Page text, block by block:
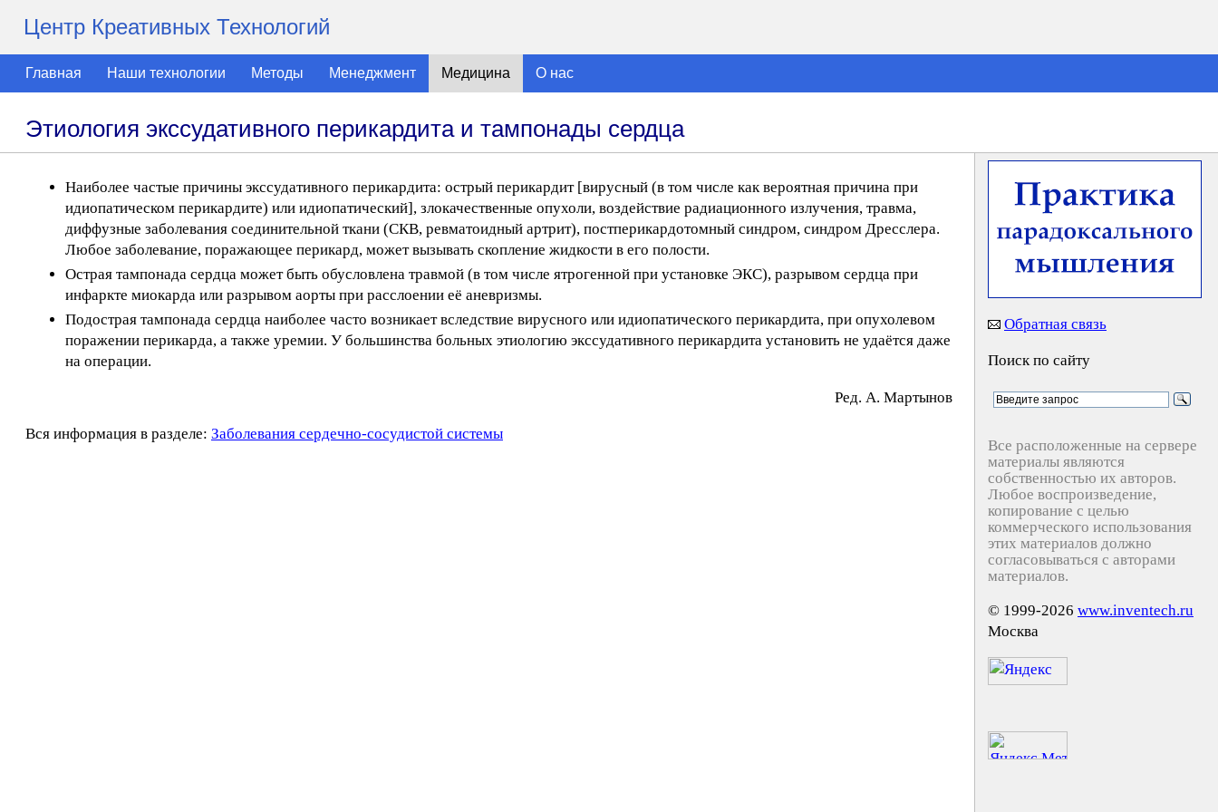
Центр Креативных Технологий
Главная Наши технологии Методы Менеджмент Медицина О нас
Этиология экссудативного перикардита и тампонады сердца
Наиболее частые причины экссудативного перикардита: острый перикардит [вирусный (в том числе как вероятная причина при
идиопатическом перикардите) или идиопатический], злокачественные опухоли, воздействие радиационного излучения, травма,
диффузные заболевания соединительной ткани (СКВ, ревматоидный артрит), постперикардотомный синдром, синдром Дресслера.
Любое заболевание, поражающее перикард, может вызывать скопление жидкости в его полости.
Острая тампонада сердца может быть обусловлена травмой (в том числе ятрогенной при установке ЭКС), разрывом сердца при
инфаркте миокарда или разрывом аорты при расслоении её аневризмы.
Подострая тампонада сердца наиболее часто возникает вследствие вирусного или идиопатического перикардита, при опухолевом
поражении перикарда, а также уремии. У большинства больных этиологию экссудативного перикардита установить не удаётся даже
на операции.
Peд. A. Mapтынoв
Вся информация в разделе: Заболевания сердечно-сосудистой системы
Обратная связь
Поиск по сайту
Все расположенные на сервере
материалы являются
собственностью их авторов.
Любое воспроизведение,
копирование с целью
коммерческого использования
этих материалов должно
согласовываться с авторами
материалов.
© 1999-2026 www.inventech.ru
Москва